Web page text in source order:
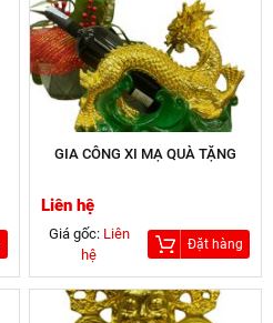
GIA CÔNG XI MẠ QUÀ TẶNG
Liên hệ
Giá gốc: Liên
hệ
Đặt hàng